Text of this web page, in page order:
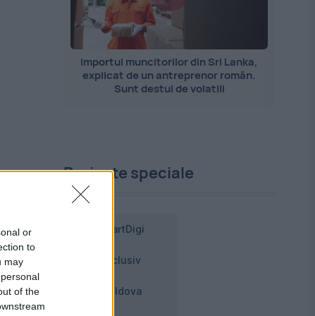
or
to
may
of the
Importul muncitorilor din Sri Lanka,
explicat de un antreprenor român.
Sunt destul de volatili
Proiecte speciale
SmartDigi
Exclusiv
Moldova